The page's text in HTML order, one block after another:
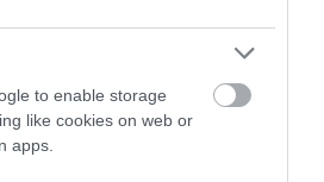
to enable storage
like cookies on web or
apps.
ROVAT